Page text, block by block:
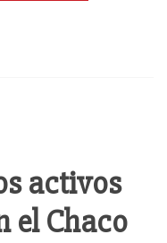
activos
el Chaco